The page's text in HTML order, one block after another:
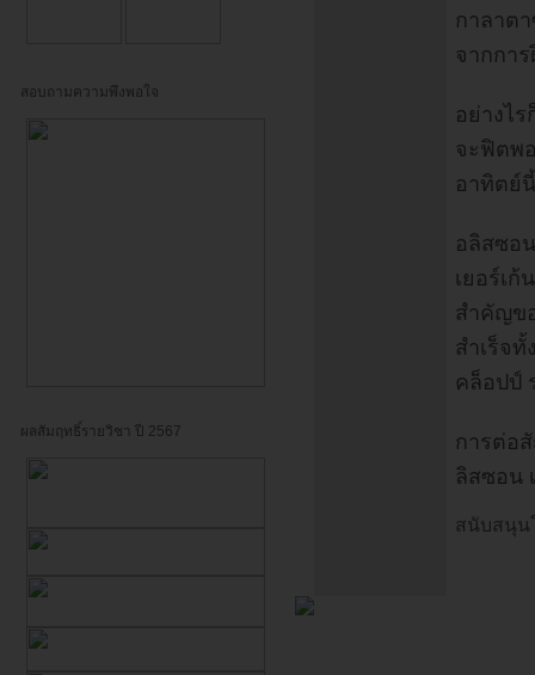
สอบถามความพึงพอใจ
ผลสัมฤทธิ์รายวิชา ปี 2567
กาลาต
จากกา
อย่างไ
จะฟิตพ
อาทิตย์นี้
อลิสซอ
เยอร์เ
สำคัญข
สำเร็จ
คล็อปป์
การต่อ
ลิสซอน
สนับสนุน